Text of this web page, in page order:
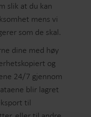
District Analyser
pipeline med Water
2200
slik at du kan
mens vi
som de skal.
dine med høy
og
24/7 gjennom
blir lagret
til